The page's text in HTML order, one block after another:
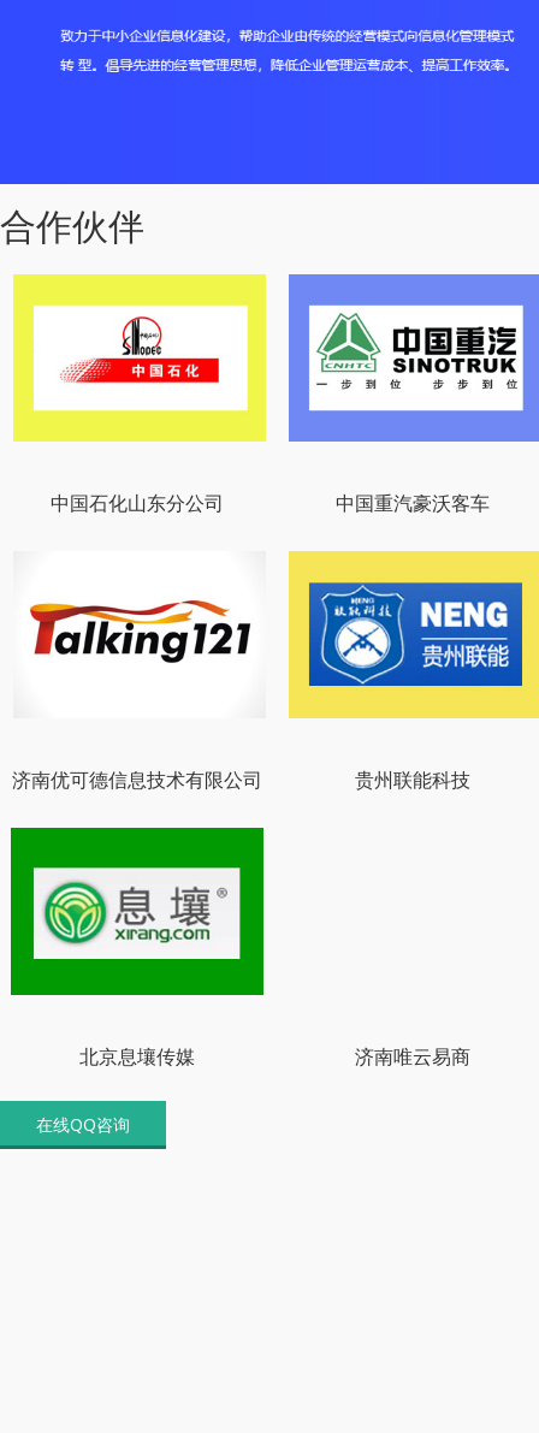
合作伙伴
中国石化山东分公司 中国重汽豪沃客车
济南优可德信息技术有限公司 贵州联能科技
北京息壤传媒 济南唯云易商
在线QQ咨询